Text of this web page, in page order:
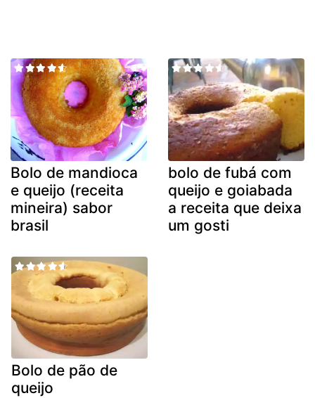
Bolo de mandioca
e queijo (receita
mineira) sabor
brasil
bolo de fubá com
queijo e goiabada
a receita que deixa
um gosti
Bolo de pão de
queijo